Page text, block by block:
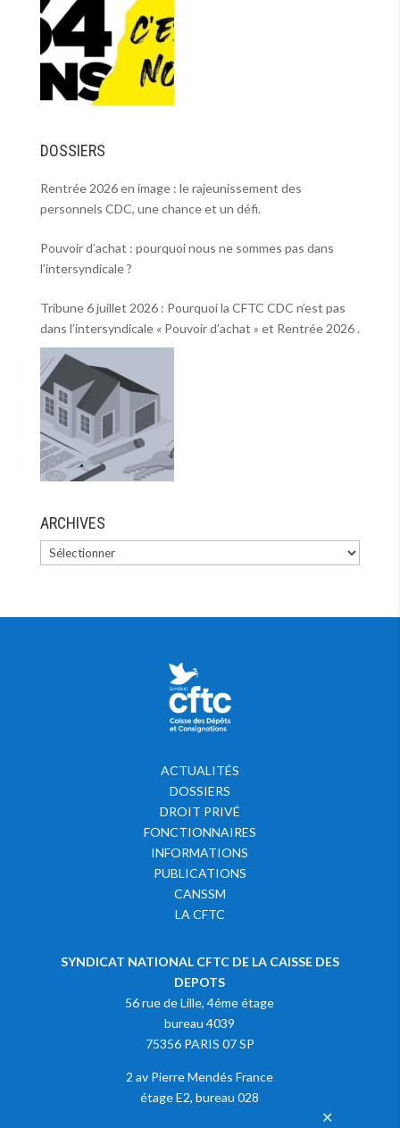
✕
DOSSIERS
Rentrée 2026 en image : le rajeunissement des
personnels CDC, une chance et un défi.
Pouvoir d’achat : pourquoi nous ne sommes pas dans
l’intersyndicale ?
Tribune 6 juillet 2026 : Pourquoi la CFTC CDC n’est pas
dans l’intersyndicale « Pouvoir d’achat » et Rentrée 2026 .
ARCHIVES
ACTUALITÉS
DOSSIERS
DROIT PRIVÉ
FONCTIONNAIRES
INFORMATIONS
PUBLICATIONS
CANSSM
LA CFTC
SYNDICAT NATIONAL CFTC DE LA CAISSE DES
DEPOTS
56 rue de Lille, 4éme étage
bureau 4039
75356 PARIS 07 SP
2 av Pierre Mendés France
étage E2, bureau 028